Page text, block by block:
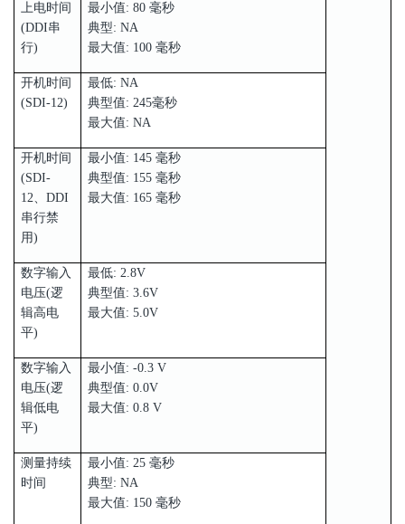
上电时间
(DDI串
行)
最小值: 80 毫秒
典型: NA
最大值: 100 毫秒
开机时间
(SDI-12)
最低: NA
典型值: 245毫秒
最大值: NA
开机时间
(SDI-
12、DDI
串行禁
用)
最小值: 145 毫秒
典型值: 155 毫秒
最大值: 165 毫秒
数字输入
电压(逻
辑高电
平)
最低: 2.8V
典型值: 3.6V
最大值: 5.0V
数字输入
电压(逻
辑低电
平)
最小值: -0.3 V
典型值: 0.0V
最大值: 0.8 V
测量持续
时间
最小值: 25 毫秒
典型: NA
最大值: 150 毫秒